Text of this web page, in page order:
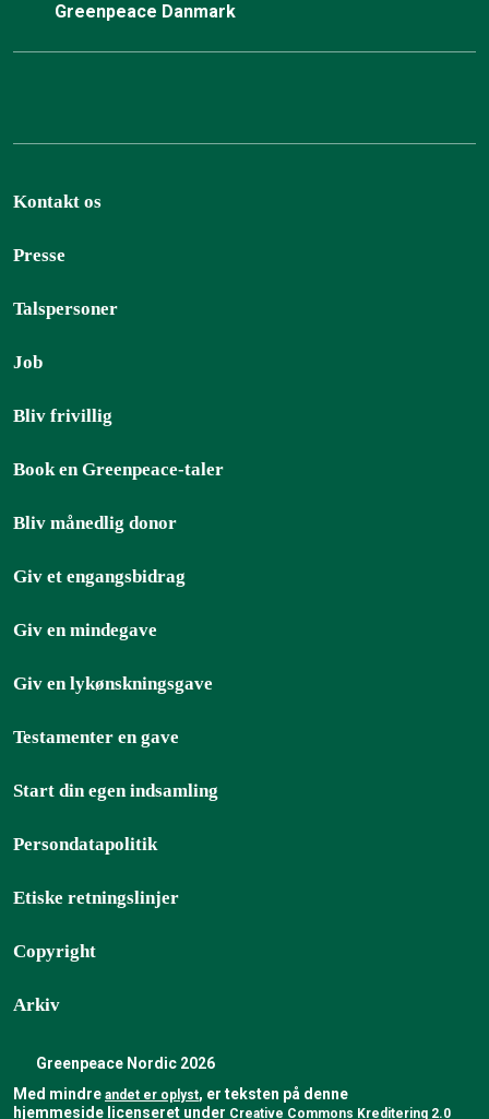
Greenpeace Danmark
Kontakt os
Presse
Talspersoner
Job
Bliv frivillig
Book en Greenpeace-taler
Bliv månedlig donor
Giv et engangsbidrag
Giv en mindegave
Giv en lykønskningsgave
Testamenter en gave
Start din egen indsamling
Persondatapolitik
Etiske retningslinjer
Copyright
Arkiv
Greenpeace Nordic 2026
Med mindre andet er oplyst, er teksten på denne
hjemmeside licenseret under Creative Commons Kreditering 2.0